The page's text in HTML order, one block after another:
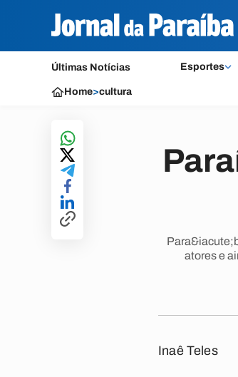
Últimas Notícias Esportes
Home>cultura
atores e
Inaê Teles